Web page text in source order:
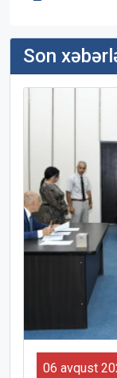
Son
06 avqust